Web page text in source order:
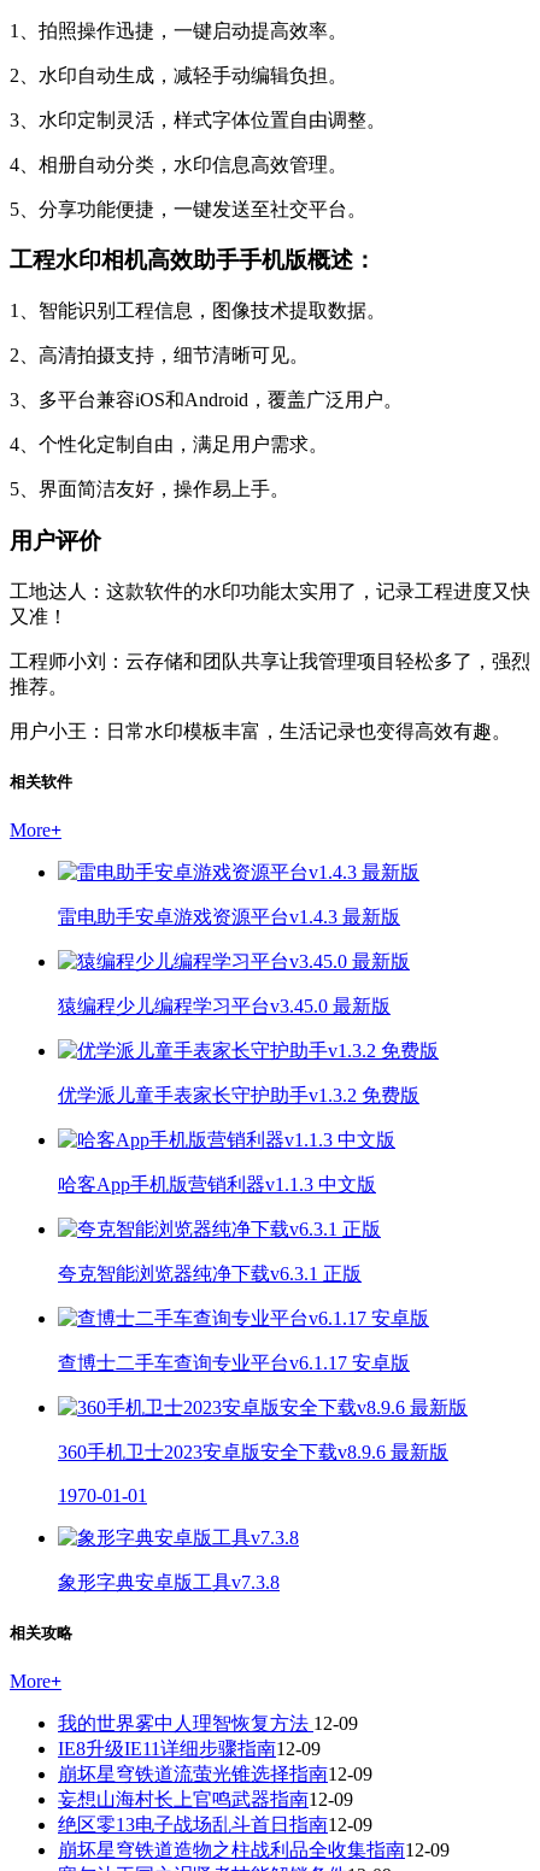
1、拍照操作迅捷，一键启动提高效率。
2、水印自动生成，减轻手动编辑负担。
3、水印定制灵活，样式字体位置自由调整。
4、相册自动分类，水印信息高效管理。
5、分享功能便捷，一键发送至社交平台。
工程水印相机高效助手手机版概述：
1、智能识别工程信息，图像技术提取数据。
2、高清拍摄支持，细节清晰可见。
3、多平台兼容iOS和Android，覆盖广泛用户。
4、个性化定制自由，满足用户需求。
5、界面简洁友好，操作易上手。
用户评价
工地达人：这款软件的水印功能太实用了，记录工程进度又快
又准！
工程师小刘：云存储和团队共享让我管理项目轻松多了，强烈
推荐。
用户小王：日常水印模板丰富，生活记录也变得高效有趣。
相关软件
More+
雷电助手安卓游戏资源平台v1.4.3 最新版
猿编程少儿编程学习平台v3.45.0 最新版
优学派儿童手表家长守护助手v1.3.2 免费版
哈客App手机版营销利器v1.1.3 中文版
夸克智能浏览器纯净下载v6.3.1 正版
查博士二手车查询专业平台v6.1.17 安卓版
360手机卫士2023安卓版安全下载v8.9.6 最新版
1970-01-01
象形字典安卓版工具v7.3.8
相关攻略
More+
我的世界雾中人理智恢复方法 12-09
IE8升级IE11详细步骤指南12-09
崩坏星穹铁道流萤光锥选择指南12-09
妄想山海村长上官鸣武器指南12-09
绝区零13电子战场乱斗首日指南12-09
崩坏星穹铁道造物之柱战利品全收集指南12-09